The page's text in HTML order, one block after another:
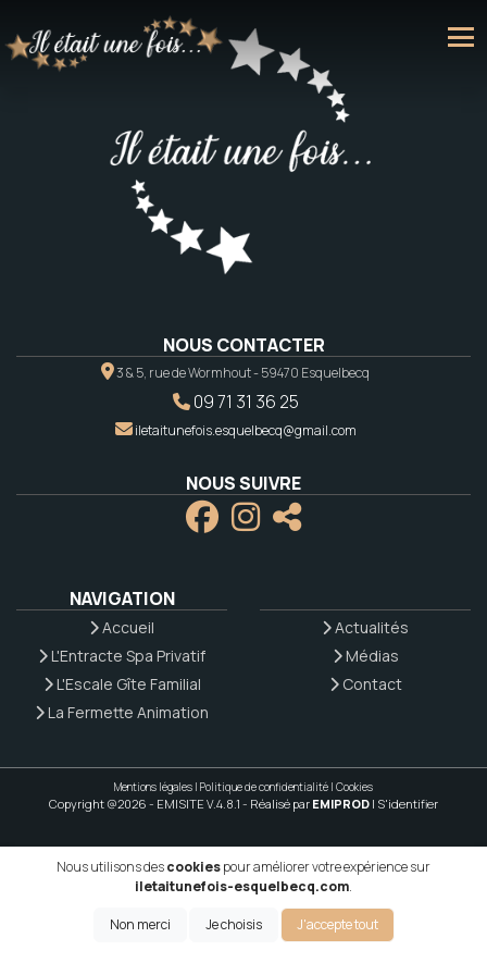
NOUS CONTACTER
3 & 5, rue de Wormhout - 59470 Esquelbecq
09 71 31 36 25
iletaitunefois.esquelbecq@gmail.com
NOUS SUIVRE
NAVIGATION
Accueil
L'Entracte Spa Privatif
L'Escale Gîte Familial
La Fermette Animation
Actualités
Médias
Contact
Mentions légales | Politique de confidentialité | Cookies
Copyright @2026 - EMISITE V.4.8.1 - Réalisé par EMIPROD | S'identifier
Nous utilisons descookiespour améliorer votre expérience sur
iletaitunefois-esquelbecq.com.
Non merci Je choisis J'accepte tout